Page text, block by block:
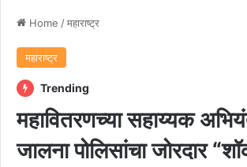
Home /महाराष्ट्र
महाराष्ट्र
Trending
महावितरणच्या सहाय्यक
जालना पोलिसांचा जोरदार